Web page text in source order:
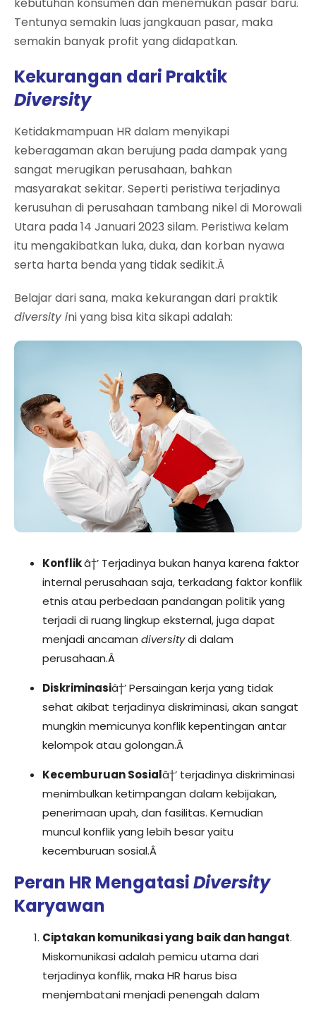
kebutuhan konsumen dan menemukan pasar baru.
Tentunya semakin luas jangkauan pasar, maka
semakin banyak profit yang didapatkan.
Kekurangan dari Praktik
Diversity
Ketidakmampuan HR dalam menyikapi
keberagaman akan berujung pada dampak yang
sangat merugikan perusahaan, bahkan
masyarakat sekitar. Seperti peristiwa terjadinya
kerusuhan di perusahaan tambang nikel di Morowali
Utara pada 14 Januari 2023 silam. Peristiwa kelam
itu mengakibatkan luka, duka, dan korban nyawa
serta harta benda yang tidak sedikit.Â
Belajar dari sana, maka kekurangan dari praktik
diversity ini yang bisa kita sikapi adalah:
Konflikâ†’ Terjadinya bukan hanya karena faktor
internal perusahaan saja, terkadang faktorkonflik
etnis atau perbedaan pandangan politik yang
terjadi di ruang lingkup eksternal, juga dapat
menjadi ancaman diversitydi dalam
perusahaan.Â
Diskriminasiâ†’ Persaingan kerja yang tidak
sehat akibat terjadinya diskriminasi, akan sangat
mungkin memicunya konflik kepentingan antar
kelompok atau golongan.Â
Kecemburuan Sosialâ†’ terjadinya diskriminasi
menimbulkan ketimpangan dalam kebijakan,
penerimaan upah, dan fasilitas. Kemudian
muncul konflik yang lebih besar yaitu
kecemburuan sosial.Â
Peran HR MengatasiDiversity
Karyawan
Ciptakan komunikasi yang baik dan hangat.
Miskomunikasi adalah pemicu utama dari
terjadinya konflik, maka HR harus bisa
menjembatani menjadi penengah dalam